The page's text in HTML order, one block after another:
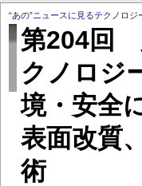
“あの”ニュースに見るテクノロジ
第204回
クノロジ
境・安全
表面改質
術